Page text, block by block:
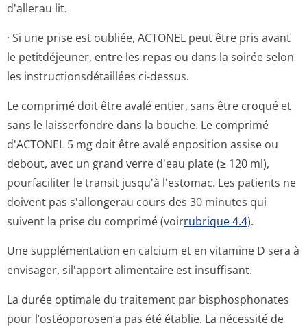
d'allerau lit.
· Si une prise est oubliée, ACTONEL peut être pris avant
le petitdéjeuner, entre les repas ou dans la soirée selon
les instructionsdé­taillées ci-dessus.
Le comprimé doit être avalé entier, sans être croqué et
sans le laisserfondre dans la bouche. Le comprimé
d'ACTONEL 5 mg doit être avalé enposition assise ou
debout, avec un grand verre d'eau plate (≥ 120 ml),
pourfaciliter le transit jusqu'à l'estomac. Les patients ne
doivent pas s'allongerau cours des 30 minutes qui
suivent la prise du comprimé (voirrubrique 4.4).
Une supplémentation en calcium et en vitamine D sera à
envisager, sil'apport alimentaire est insuffisant.
La durée optimale du traitement par bisphosphonates
pour l’ostéoporosen’a pas été établie. La nécessité de